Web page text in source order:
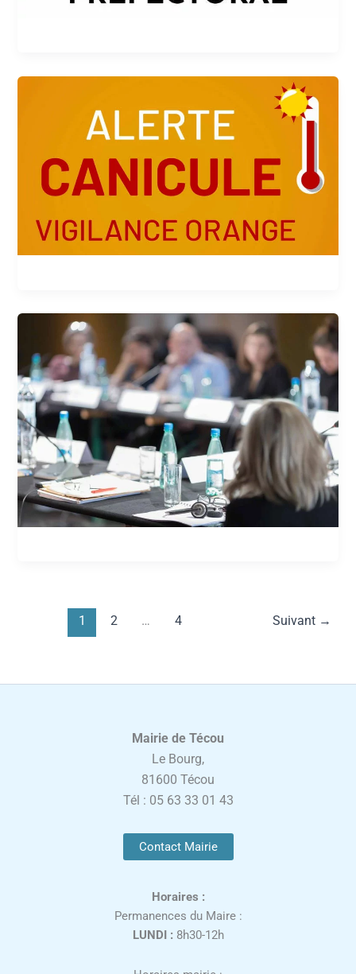
1 2 … 4 Suivant →
Mairie de Técou
Le Bourg,
81600 Técou
Tél : 05 63 33 01 43
Contact Mairie
Horaires :
Permanences du Maire :
LUNDI : 8h30-12h